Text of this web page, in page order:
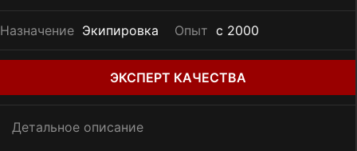
Назначение Экипировка Опыт с 2000
ЭКСПЕРТ КАЧЕСТВА
Детальное описание